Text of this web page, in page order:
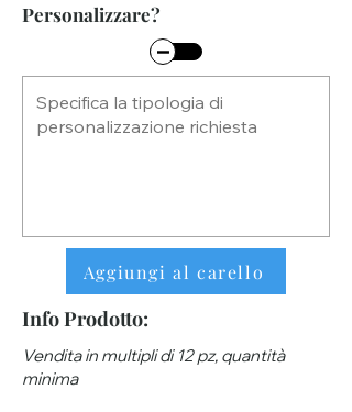
Personalizzare?
Aggiungi al carello
Info Prodotto:
Vendita in multipli di 12 pz, quantità
minima